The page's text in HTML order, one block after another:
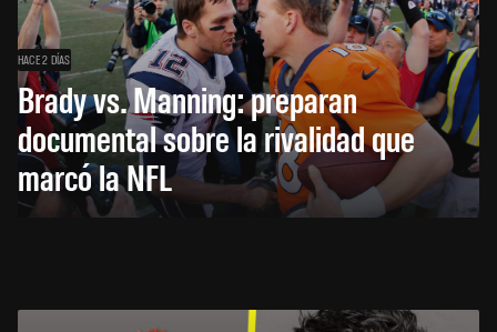
HACE 2 DÍAS
Brady vs. Manning: preparan
documental sobre la rivalidad que
marcó la NFL